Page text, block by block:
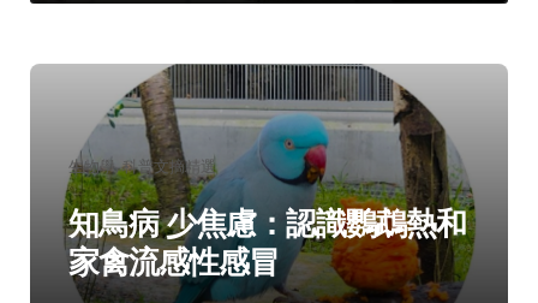
分
類：
生物學 科普文摘精選
知鳥病 少焦慮：認識鸚鵡熱和
家禽流感性感冒